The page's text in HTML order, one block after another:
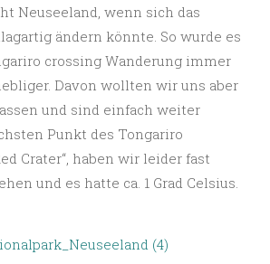
Neuseeland, wenn sich das
ändern könnte. So wurde es
crossing Wanderung immer
Davon wollten wir uns aber
und sind einfach weiter
Punkt des Tongariro
Crater“, haben wir leider fast
und es hatte ca. 1 Grad Celsius.